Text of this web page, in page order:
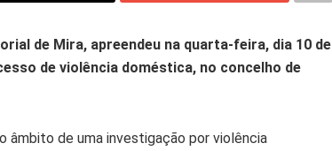
de Mira, apreendeu na quarta-feira, dia 10 de
de violência doméstica, no concelho de
âmbito de uma investigação por violência